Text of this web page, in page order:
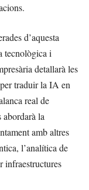
d’aquesta
tecnològica i
detallarà les
traduir la IA en
real de
la
amb altres
l’analítica de
infraestructures